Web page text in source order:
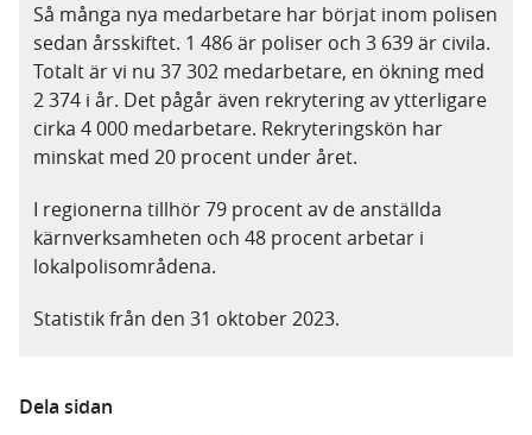
Så många nya medarbetare har börjat inom polisen
sedan årsskiftet. 1 486 är poliser och 3 639 är civila.
Totalt är vi nu 37 302 medarbetare, en ökning med
2 374 i år. Det pågår även rekrytering av ytterligare
cirka 4 000 medarbetare. Rekryteringskön har
minskat med 20 procent under året.
I regionerna tillhör 79 procent av de anställda
kärnverksamheten och 48 procent arbetar i
lokalpolisområdena.
Statistik från den 31 oktober 2023.
Dela sidan